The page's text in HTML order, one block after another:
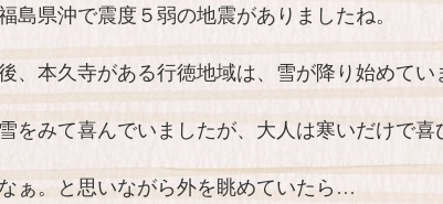
島県沖で震度５弱の地震がありましたね。
、本久寺がある行徳地域は、雪が降り始めてい
をみて喜んでいましたが、大人は寒いだけで喜
ぁ。と思いながら外を眺めていたら…